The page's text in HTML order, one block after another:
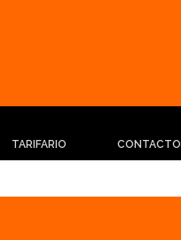
TARIFARIO CONTACTO